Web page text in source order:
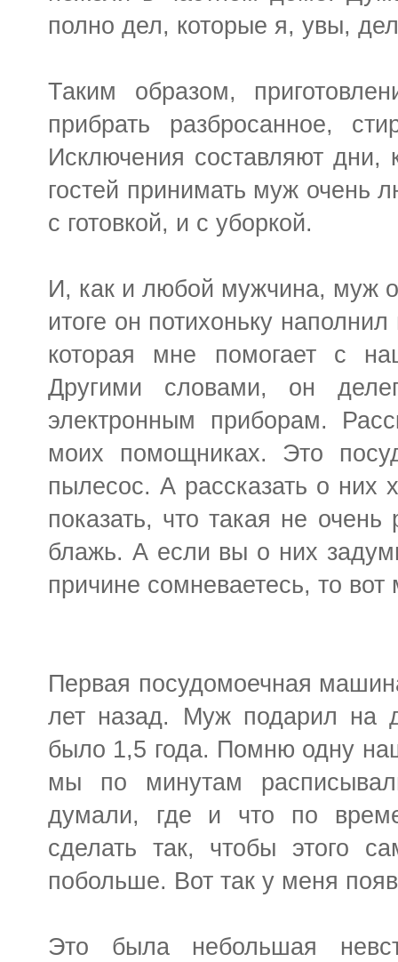
полно дел, которые я, увы,
Таким образом,
прибрать разбросанное,
Исключения составляют дни,
гостей принимать муж очень
с готовкой, и с уборкой.
И, как и любой мужчина, муж
итоге он потихоньку
которая мне помогает с
Другими словами, он
электронным приборам.
моих помощниках. Это
пылесос. А рассказать о них
показать, что такая не
блажь. А если вы о них
причине сомневаетесь, то
Первая посудомоечная
лет назад. Муж подарил на
было 1,5 года. Помню одну
мы по минутам
думали, где и что по
сделать так, чтобы этого
побольше. Вот так у меня
Это была небольшая